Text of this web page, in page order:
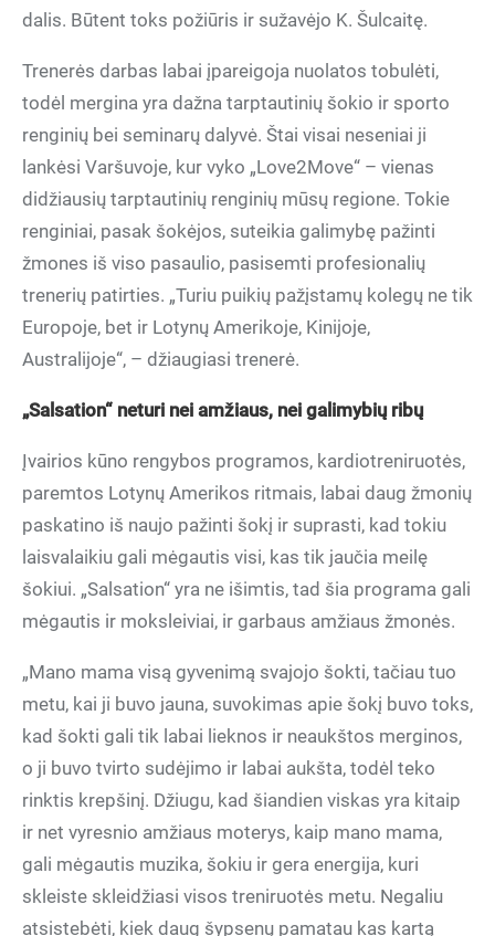
dalis. Būtent toks požiūris ir sužavėjo K. Šulcaitę.
Trenerės darbas labai įpareigoja nuolatos tobulėti,
todėl mergina yra dažna tarptautinių šokio ir sporto
renginių bei seminarų dalyvė. Štai visai neseniai ji
lankėsi Varšuvoje, kur vyko „Love2Move“ – vienas
didžiausių tarptautinių renginių mūsų regione. Tokie
renginiai, pasak šokėjos, suteikia galimybę pažinti
žmones iš viso pasaulio, pasisemti profesionalių
trenerių patirties. „Turiu puikių pažįstamų kolegų ne tik
Europoje, bet ir Lotynų Amerikoje, Kinijoje,
Australijoje“, – džiaugiasi trenerė.
„Salsation“ neturi nei amžiaus, nei galimybių ribų
Įvairios kūno rengybos programos, kardiotreniruotės,
paremtos Lotynų Amerikos ritmais, labai daug žmonių
paskatino iš naujo pažinti šokį ir suprasti, kad tokiu
laisvalaikiu gali mėgautis visi, kas tik jaučia meilę
šokiui. „Salsation“ yra ne išimtis, tad šia programa gali
mėgautis ir moksleiviai, ir garbaus amžiaus žmonės.
„Mano mama visą gyvenimą svajojo šokti, tačiau tuo
metu, kai ji buvo jauna, suvokimas apie šokį buvo toks,
kad šokti gali tik labai lieknos ir neaukštos merginos,
o ji buvo tvirto sudėjimo ir labai aukšta, todėl teko
rinktis krepšinį. Džiugu, kad šiandien viskas yra kitaip
ir net vyresnio amžiaus moterys, kaip mano mama,
gali mėgautis muzika, šokiu ir gera energija, kuri
skleiste skleidžiasi visos treniruotės metu. Negaliu
atsistebėti, kiek daug šypsenų pamatau kas kartą